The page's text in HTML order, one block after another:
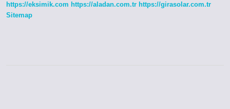
https://eksimik.com https://aladan.com.tr https://girasolar.com.tr
Sitemap